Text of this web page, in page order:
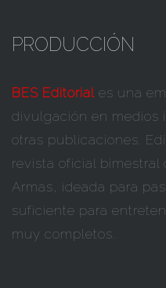
PRODUCCIÓN
BES Editorial es una
divulgación en medios
otras publicaciones.
revista oficial bimestral
Armas, ideada para
suficiente para
muy completos.